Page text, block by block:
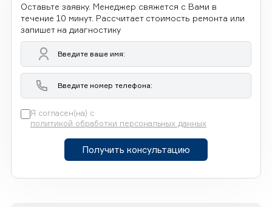
Оставьте заявку. Менеджер свяжется с Вами в
течение 10 минут. Рассчитает стоимость ремонта или
запишет на диагностику
Я согласен(на) с
политикой обработки персональных данных
Получить консультацию